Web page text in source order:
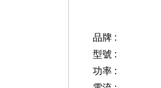
品牌 :
型號 :
功率 :